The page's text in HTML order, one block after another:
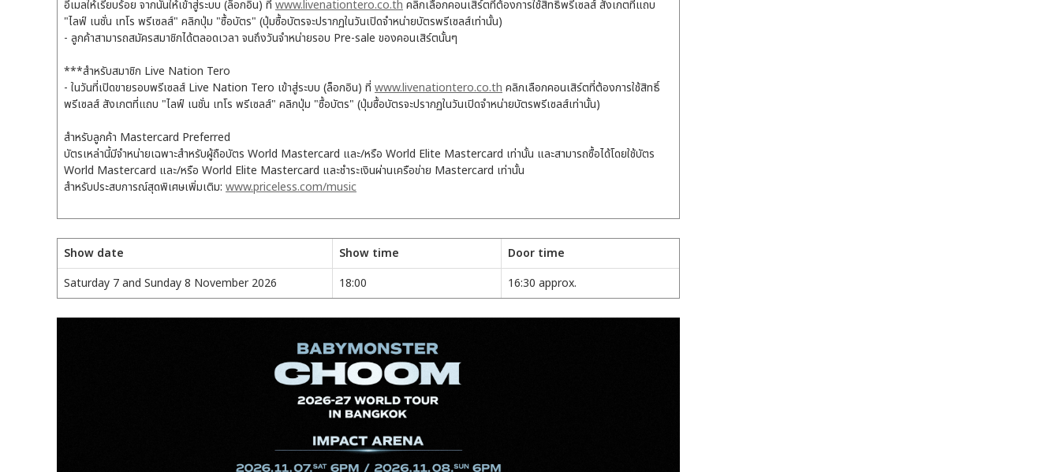
อีเมลให้เรียบร้อย จากนั้นให้เข้าสู่ระบบ (ล็อกอิน) ที่ www.livenationtero.co.thคลิกเลือกคอนเสิร์ตที่ต้องการใช้สิทธิ์พรีเซลส์ สังเกตที่แถบ
"ไลฟ์ เนชั่น เทโร พรีเซลส์" คลิกปุ่ม "ซื้อบัตร" (ปุ่มซื้อบัตรจะปรากฏในวันเปิดจำหน่ายบัตรพรีเซลส์เท่านั้น)
- ลูกค้าสามารถสมัครสมาชิกได้ตลอดเวลา จนถึงวันจำหน่ายรอบ Pre-sale ของคอนเสิร์ตนั้นๆ
***สำหรับสมาชิก Live Nation Tero
- ในวันที่เปิดขายรอบพรีเซลส์ Live Nation Tero เข้าสู่ระบบ (ล็อกอิน) ที่ www.livenationtero.co.thคลิกเลือกคอนเสิร์ตที่ต้องการใช้สิทธิ์
พรีเซลส์ สังเกตที่แถบ "ไลฟ์ เนชั่น เทโร พรีเซลส์" คลิกปุ่ม "ซื้อบัตร" (ปุ่มซื้อบัตรจะปรากฏในวันเปิดจำหน่ายบัตรพรีเซลส์เท่านั้น)
สำหรับลูกค้า Mastercard Preferred
บัตรเหล่านี้มีจำหน่ายเฉพาะสำหรับผู้ถือบัตร World Mastercard และ/หรือ World Elite Mastercard เท่านั้น และสามารถซื้อได้โดยใช้บัตร
World Mastercard และ/หรือ World Elite Mastercard และชำระเงินผ่านเครือข่าย Mastercard เท่านั้น
สำหรับประสบการณ์สุดพิเศษเพิ่มเติม: www.priceless.com/music
Show date Show time
Door time
Saturday 7 and Sunday 8 November 2026
18:00 16:30 approx.